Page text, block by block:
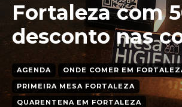
Fortaleza com
desconto nas
AGENDA
ONDE COMER EM
PRIMEIRA MESA FORTALEZA
QUARENTENA EM FORTALEZA